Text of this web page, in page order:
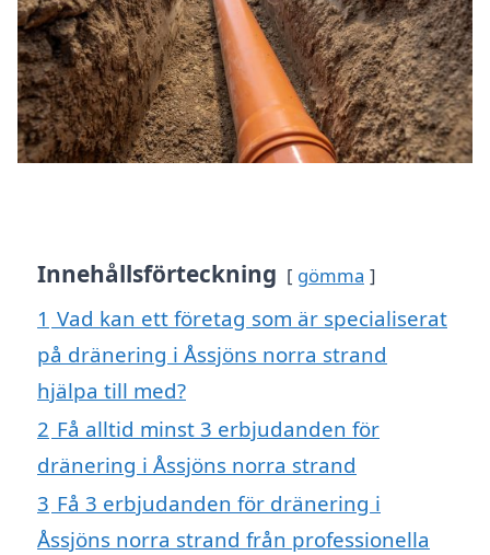
Innehållsförteckning gömma
1 Vad kan ett företag som är specialiserat
på dränering i Åssjöns norra strand
hjälpa till med?
2 Få alltid minst 3 erbjudanden för
dränering i Åssjöns norra strand
3 Få 3 erbjudanden för dränering i
Åssjöns norra strand från professionella